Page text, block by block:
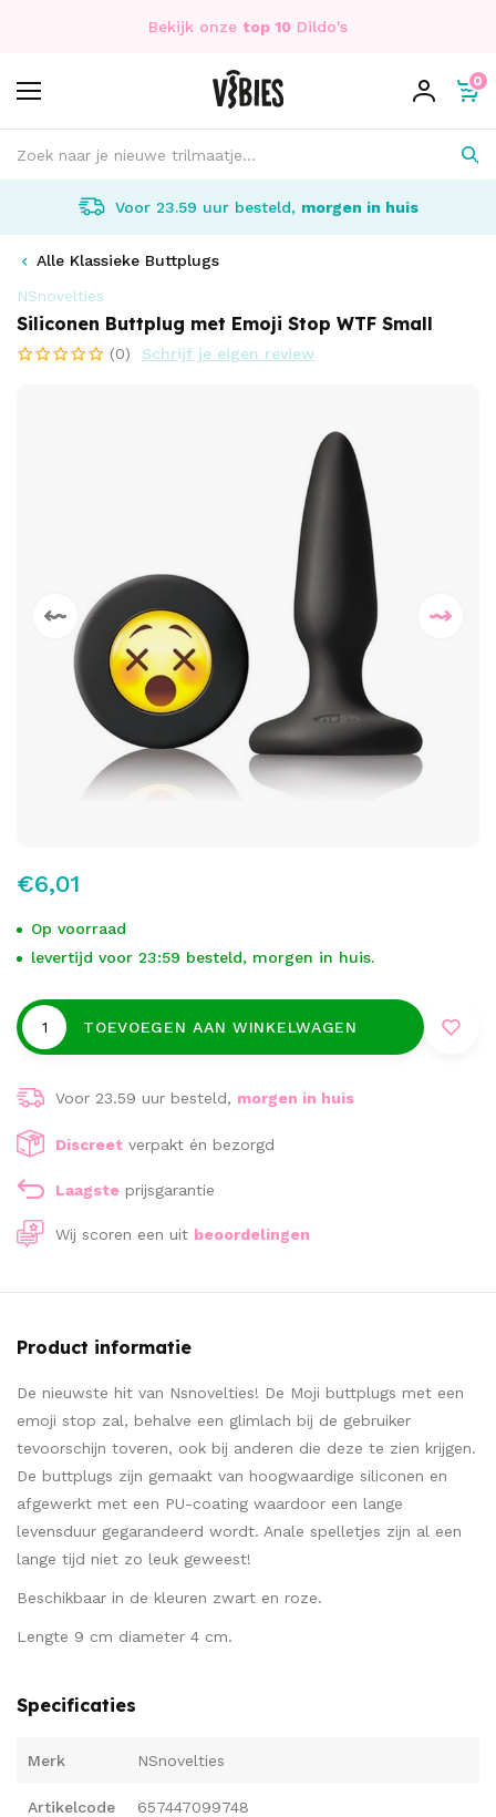
Bekijk onze top 10 Dildo's
0
Voor 23.59 uur besteld, morgen in huis
Alle Klassieke Buttplugs
NSnovelties
Siliconen Buttplug met Emoji Stop WTF Small
(0) Schrijf je eigen review
€6,01
Op voorraad
levertijd voor 23:59 besteld, morgen in huis.
TOEVOEGEN AAN WINKELWAGEN
Voor 23.59 uur besteld, morgen in huis
Discreet verpakt én bezorgd
Laagste prijsgarantie
Wij scoren een uit beoordelingen
Product informatie
De nieuwste hit van Nsnovelties! De Moji buttplugs met een
emoji stop zal, behalve een glimlach bij de gebruiker
tevoorschijn toveren, ook bij anderen die deze te zien krijgen.
De buttplugs zijn gemaakt van hoogwaardige siliconen en
afgewerkt met een PU-coating waardoor een lange
levensduur gegarandeerd wordt. Anale spelletjes zijn al een
lange tijd niet zo leuk geweest!
Beschikbaar in de kleuren zwart en roze.
Lengte 9 cm diameter 4 cm.
Specificaties
Merk NSnovelties
Artikelcode 657447099748